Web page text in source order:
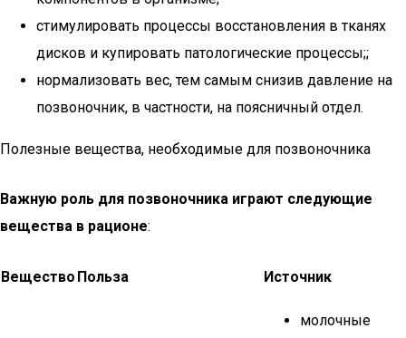
стимулировать процессы восстановления в тканях
дисков и купировать патологические процессы;;
нормализовать вес, тем самым снизив давление на
позвоночник, в частности, на поясничный отдел.
Полезные вещества, необходимые для позвоночника
Важную роль для позвоночника играют следующие
вещества в рационе:
Вещество Польза Источник
молочные